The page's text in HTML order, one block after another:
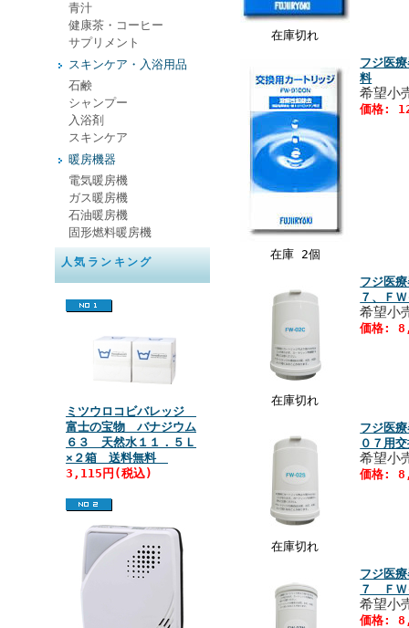
青汁
健康茶・コーヒー
サプリメント
スキンケア・入浴用品
石鹸
シャンプー
入浴剤
スキンケア
暖房機器
電気暖房機
ガス暖房機
石油暖房機
固形燃料暖房機
人気ランキング
ミツウロコビバレッジ
富士の宝物 バナジウム
６３ 天然水１１．５Ｌ
×２箱 送料無料
3,115円(税込)
在庫切れ
在庫 2個
フジ医
料
希望
価格:
在庫切れ
フジ医
７、Ｆ
希望
価格:
在庫切れ
フジ医
０７用
希望
価格:
フジ医
７ ＦＷ
希望
価格: